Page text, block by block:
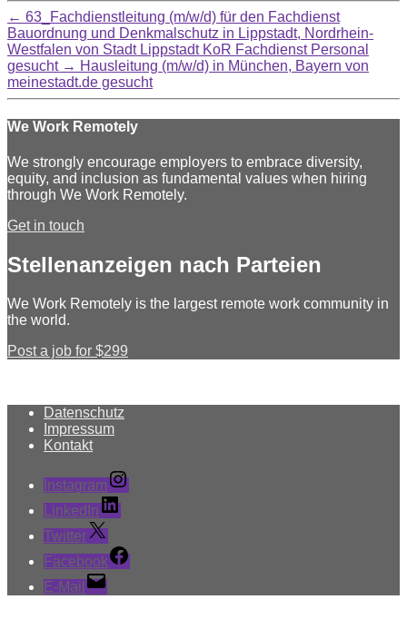
← 63_Fachdienstleitung (m/w/d) für den Fachdienst
Bauordnung und Denkmalschutz in Lippstadt, Nordrhein-
Westfalen von Stadt Lippstadt KoR Fachdienst Personal
gesucht → Hausleitung (m/w/d) in München, Bayern von
meinestadt.de gesucht
We Work Remotely
We strongly encourage employers to embrace diversity,
equity, and inclusion as fundamental values when hiring
through We Work Remotely.
Get in touch
Stellenanzeigen nach Parteien
We Work Remotely is the largest remote work community in
the world.
Post a job for $299
Datenschutz
Impressum
Kontakt
Instagram
LinkedIn
Twitter
Facebook
E-Mail